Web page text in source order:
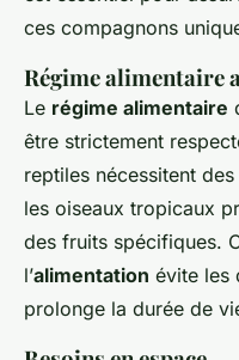
ces compagnons
Régime alimentaire
Le régime alimentaire
être strictement
reptiles nécessitent
les oiseaux tropicaux
des fruits spécifiques.
l’alimentation évite les
prolonge la durée de